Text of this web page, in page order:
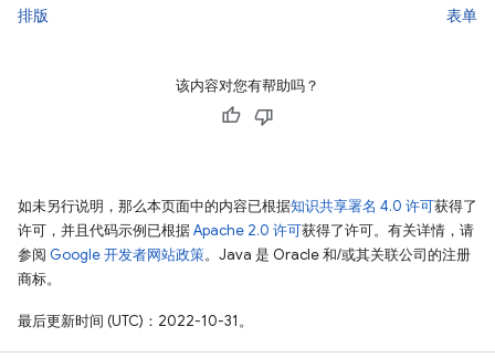
排版
表单
该内容对您有帮助吗？
如未另行说明，那么本页面中的内容已根据知识共享署名 4.0 许可获得了
许可，并且代码示例已根据Apache 2.0 许可获得了许可。有关详情，请
参阅 Google 开发者网站政策。Java 是 Oracle 和/或其关联公司的注册
商标。
最后更新时间 (UTC)：2022-10-31。